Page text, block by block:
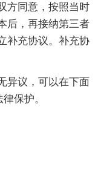
方同意，按照当时
后，再接纳第三者
补充协议。补充协
异议，可以在下面
保护。